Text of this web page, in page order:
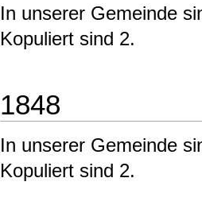
In unserer Gemeinde
Kopuliert sind 2.
1848
In unserer Gemeinde
Kopuliert sind 2.